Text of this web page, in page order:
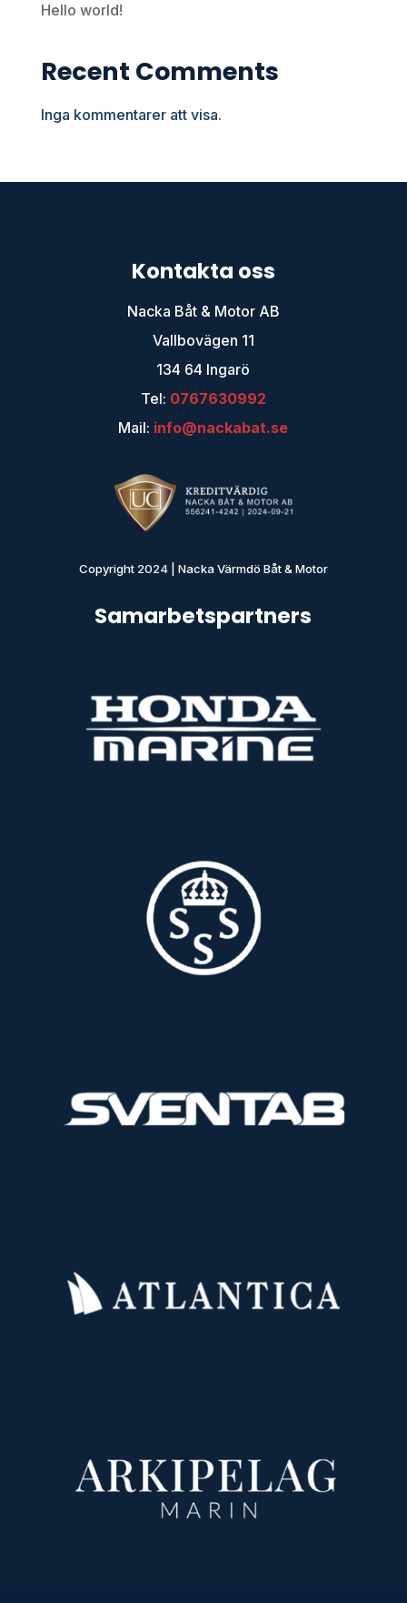
Hello world!
Recent Comments
Inga kommentarer att visa.
Kontakta oss
Nacka Båt & Motor AB
Vallbovägen 11
134 64 Ingarö
Tel: 0767630992
Mail: info@nackabat.se
Copyright 2024 | Nacka Värmdö Båt & Motor
Samarbetspartners